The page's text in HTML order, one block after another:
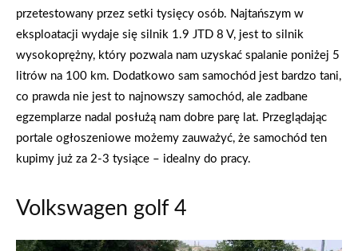
przetestowany przez setki tysięcy osób. Najtańszym w
eksploatacji wydaje się silnik 1.9 JTD 8 V, jest to silnik
wysokoprężny, który pozwala nam uzyskać spalanie poniżej 5
litrów na 100 km. Dodatkowo sam samochód jest bardzo tani,
co prawda nie jest to najnowszy samochód, ale zadbane
egzemplarze nadal posłużą nam dobre parę lat. Przeglądając
portale ogłoszeniowe możemy zauważyć, że samochód ten
kupimy już za 2-3 tysiące – idealny do pracy.
Volkswagen golf 4